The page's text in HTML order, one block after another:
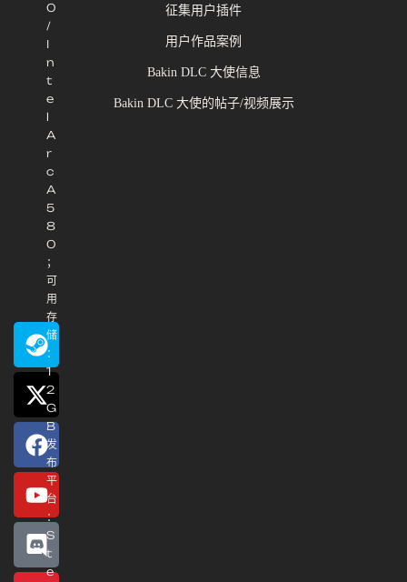
0
/
I
n
t
e
l
A
r
c
A
5
8
0
；
可
用
存
储
：
1
2
G
B
发
布
平
台
：
S
t
e
征集用户插件
用户作品案例
Bakin DLC 大使信息
Bakin DLC 大使的帖子/视频展示